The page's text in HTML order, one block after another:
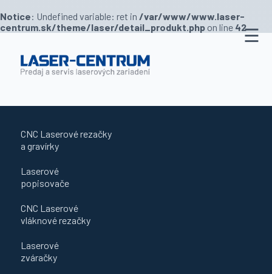
Notice: Undefined variable: ret in /var/www/www.laser-
centrum.sk/theme/laser/detail_produkt.php on line 42
Predajňa
Novinky
O
Služby
Kontakt
☰
CNC Laserové rezačky
a gravírky
Laserové
popisovače
CNC Laserové
vláknové rezačky
Laserové
zváračky